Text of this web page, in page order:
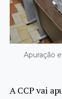
Apuração
A CCP vai